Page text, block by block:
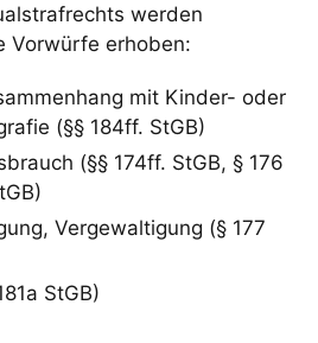
werden
Vorwürfe erhoben:
mit Kinder- oder
(§§ 184ff. StGB)
(§§ 174ff. StGB, § 176
Vergewaltigung (§ 177
StGB)